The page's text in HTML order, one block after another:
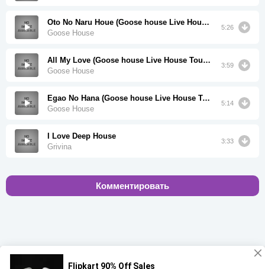
Oto No Naru Houe (Goose house Live House Tour 2017 Tokyo)
Goose House
5:26
All My Love (Goose house Live House Tour 2017 Tokyo)
Goose House
3:59
Egao No Hana (Goose house Live House Tour 2017 Tokyo)
Goose House
5:14
I Love Deep House
Grivina
3:33
Комментировать